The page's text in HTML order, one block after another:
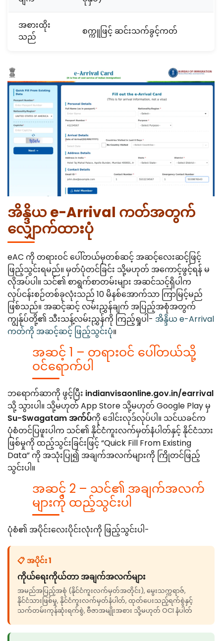
အစားထိုး
သည်
စက္ကူဖြင့် ဆင်းသက်ခွင့်ကတ်
အိန္ဒိယ e-Arrival ကတ်အတွက်
လျှောက်ထားပုံ
eAC ကို တရားဝင် ပေါ်တယ်မှတစ်ဆင့် အဆင့်လေးဆင့်ဖြင့်
ဖြည့်သွင်းရမည်။ မှတ်ပုံတင်ခြင်း သို့မဟုတ် အကောင့်ဖွင့်ရန် မ
လိုအပ်ပါ။ သင်၏ စာရွက်စာတမ်းများ အဆင်သင့်ရှိပါက
လုပ်ငန်းစဉ်တစ်ခုလုံးသည် 10 မိနစ်အောက်သာ ကြာမြင့်မည်
ဖြစ်သည်။ အဆင့်ဆင့် လမ်းညွှန်ချက် အပြည့်အစုံအတွက်
ကျွန်ုပ်တို့၏ သီးသန့်လမ်းညွှန်ကို ကြည့်ရှုပါ- အိန္ဒိယ e-Arrival
ကတ်ကို အဆင့်ဆင့် ဖြည့်သွင်းပုံ။
အဆင့် 1 – တရားဝင် ပေါ်တယ်သို့
ဝင်ရောက်ပါ
ဘရောက်ဆာကို ဖွင့်ပြီး indianvisaonline.gov.in/earrival
သို့ သွားပါ။ သို့မဟုတ် App Store သို့မဟုတ် Google Play မှ
Su-Swagatam အက်ပ်ကို ဒေါင်းလုဒ်လုပ်ပါ။ သင်ယခင်က
ပုံစံတင်ပြဖူးပါက သင်၏ နိုင်ငံကူးလက်မှတ်နံပါတ်နှင့် နိုင်ငံသား
ဖြစ်မှုကို ထည့်သွင်းခြင်းဖြင့် “Quick Fill From Existing
Data” ကို အသုံးပြု၍ အချက်အလက်များကို ကြိုတင်ဖြည့်
သွင်းပါ။
အဆင့် 2 – သင်၏ အချက်အလက်
များကို ထည့်သွင်းပါ
ပုံစံ၏ အပိုင်းလေးပိုင်းလုံးကို ဖြည့်သွင်းပါ-
📋 အပိုင်း 1
ကိုယ်ရေးကိုယ်တာ အချက်အလက်များ
အမည်အပြည့်အစုံ (နိုင်ငံကူးလက်မှတ်အတိုင်း), မွေးသက္ကရာဇ်,
နိုင်ငံသားဖြစ်မှု, နိုင်ငံကူးလက်မှတ်နံပါတ်, ထုတ်ပေးသည့်ရက်စွဲနှင့်
သက်တမ်းကုန်ဆုံးရက်စွဲ, ဗီဇာအမျိုးအစား သို့မဟုတ် OCI နံပါတ်